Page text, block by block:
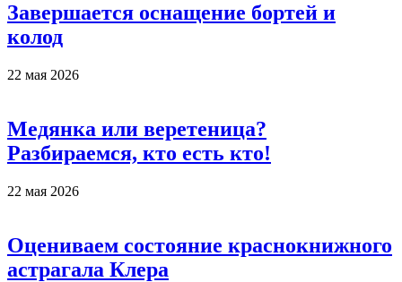
Завершается оснащение бортей и
колод
22 мая 2026
Медянка или веретеница?
Разбираемся, кто есть кто!
22 мая 2026
Оцениваем состояние краснокнижного
астрагала Клера